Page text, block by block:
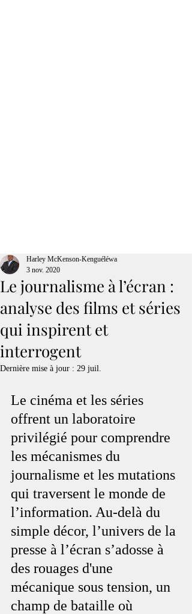
Le journalisme à l’écran :
analyse des films et séries
qui inspirent et
interrogent
Harley McKenson-Kenguéléwa
3 nov. 2020
Dernière mise à jour : 29 juil.
Le cinéma et les séries
offrent un laboratoire
privilégié pour comprendre
les mécanismes du
journalisme et les mutations
qui traversent le monde de
l’information. Au-delà du
simple décor, l’univers de la
presse à l’écran s’adosse à
des rouages d'une
mécanique sous tension, un
champ de bataille où